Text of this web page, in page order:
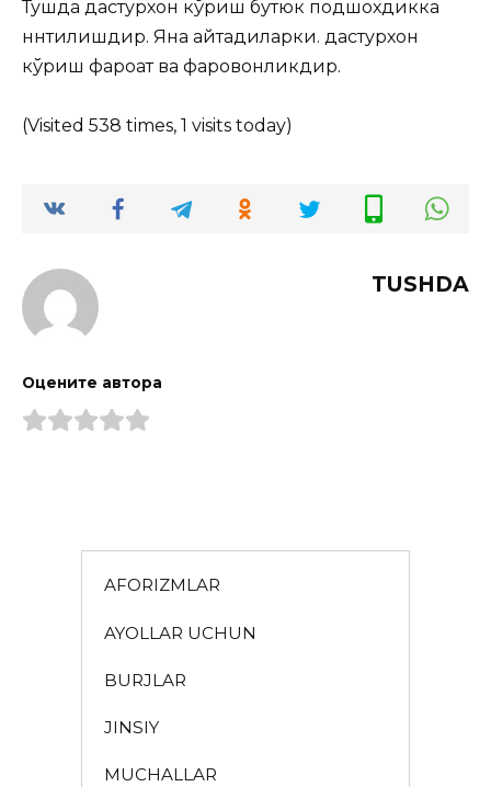
Тушда дастурхон кўриш бутюк подшохдикка
ннтилишдир. Яна айтадиларки. дастурхон
кўриш фароғат ва фаровонликдир.
(Visited 538 times, 1 visits today)
TUSHDA
Оцените автора
AFORIZMLAR
AYOLLAR UCHUN
BURJLAR
JINSIY
MUCHALLAR